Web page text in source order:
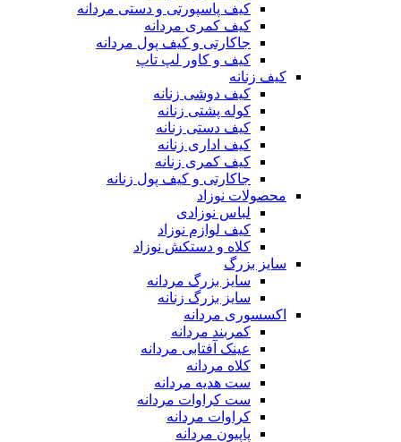
کیف پاسپورتی و دستی مردانه
کیف کمری مردانه
جاکارتی و کیف پول مردانه
کیف و کاور لپ تاپ
کیف زنانه
کیف دوشی زنانه
کوله پشتی زنانه
کیف دستی زنانه
کیف اداری زنانه
کیف کمری زنانه
جاکارتی و کیف پول زنانه
محصولات نوزاد
لباس نوزادی
کیف لوازم نوزاد
کلاه و دستکش نوزاد
سایز بزرگ
سایز بزرگ مردانه
سایز بزرگ زنانه
اکسسوری مردانه
کمربند مردانه
عینک آفتابی مردانه
کلاه مردانه
ست هدیه مردانه
ست کراوات مردانه
کراوات مردانه
پاپیون مردانه